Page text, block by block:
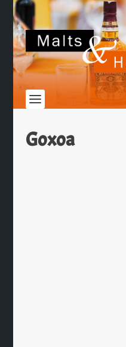
Goxoa